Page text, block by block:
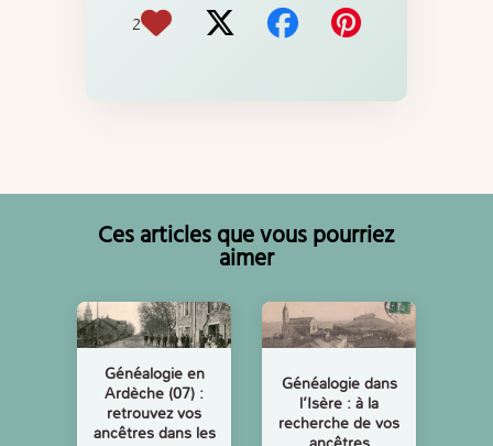
2
Ces articles que vous pourriez
aimer
Généalogie en
Ardèche (07) :
retrouvez vos
ancêtres dans les
Généalogie dans
l’Isère : à la
recherche de vos